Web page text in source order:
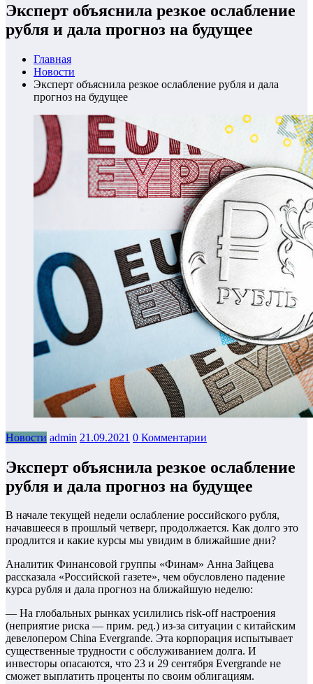
Эксперт объяснила резкое ослабление
рубля и дала прогноз на будущее
Главная
Новости
Эксперт объяснила резкое ослабление рубля и дала
прогноз на будущее
Новости admin 21.09.2021 0 Комментарии
Эксперт объяснила резкое ослабление
рубля и дала прогноз на будущее
В начале текущей недели ослабление российского рубля,
начавшееся в прошлый четверг, продолжается. Как долго это
продлится и какие курсы мы увидим в ближайшие дни?
Аналитик Финансовой группы «Финам» Анна Зайцева
рассказала «Российской газете», чем обусловлено падение
курса рубля и дала прогноз на ближайшую неделю:
— На глобальных рынках усилились risk-off настроения
(неприятие риска — прим. ред.) из-за ситуации с китайским
девелопером China Evergrande. Эта корпорация испытывает
существенные трудности с обслуживанием долга. И
инвесторы опасаются, что 23 и 29 сентября Evergrande не
сможет выплатить проценты по своим облигациям.